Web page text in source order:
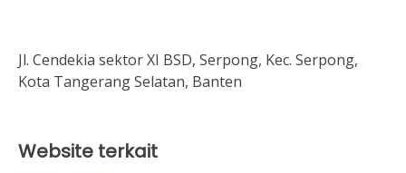
Jl. Cendekia sektor XI BSD, Serpong, Kec. Serpong,
Kota Tangerang Selatan, Banten
Website terkait